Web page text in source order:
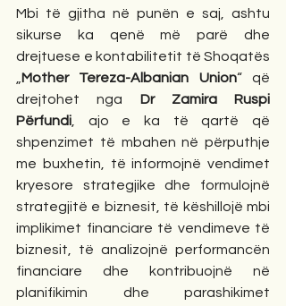
Mbi të gjitha në punën e saj, ashtu
sikurse ka qenë më parë dhe
drejtuese e kontabilitetit të Shoqatës
Mother Tereza-Albanian Union“ që
drejtohet nga Dr Zamira Ruspi
Përfundi , ajo e ka të qartë që
shpenzimet të mbahen në përputhje
me buxhetin, të informojnë vendimet
kryesore strategjike dhe formulojnë
strategjitë e biznesit, të këshillojë mbi
implikimet financiare të vendimeve të
biznesit, të analizojnë performancën
financiare dhe kontribuojnë në
planifikimin dhe parashikimet